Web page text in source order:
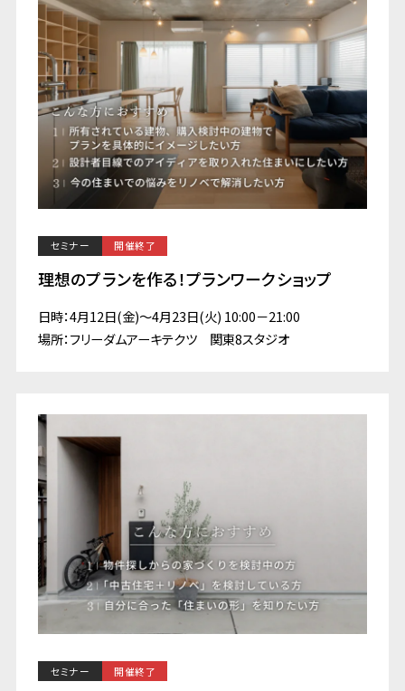
セミナー 開催終了
理想のプランを作る！プランワークショップ
日時：4月12日(金)～4月23日(火) 10:00－21:00
場所：フリーダムアーキテクツ 関東8スタジオ
セミナー 開催終了